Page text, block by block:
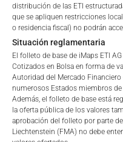
distribución de las ETI
que se apliquen restricciones
o residencia fiscal) no podrán
Situación reglamentaria
El folleto de base de iMaps ETI
Cotizados en Bolsa en forma de
Autoridad del Mercado
numerosos Estados miembros
Además, el folleto de base está
la oferta pública de los valores
aprobación del folleto por parte
Liechtenstein (FMA) no debe